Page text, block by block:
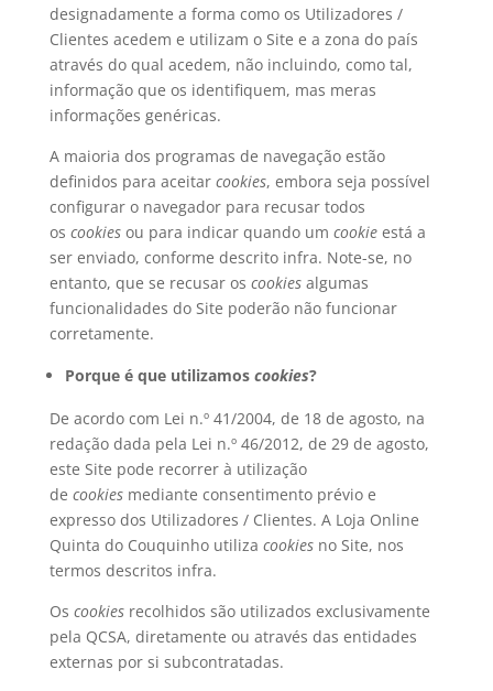
designadamente a forma como os Utilizadores /
Clientes acedem e utilizam o Site e a zona do país
através do qual acedem, não incluindo, como tal,
informação que os identifiquem, mas meras
informações genéricas.
A maioria dos programas de navegação estão
definidos para aceitar cookies, embora seja possível
configurar o navegador para recusar todos
os cookiesou para indicar quando um cookieestá a
ser enviado, conforme descrito infra. Note-se, no
entanto, que se recusar os cookiesalgumas
funcionalidades do Site poderão não funcionar
corretamente.
Porque é que utilizamos cookies?
De acordo com Lei n.º 41/2004, de 18 de agosto, na
redação dada pela Lei n.º 46/2012, de 29 de agosto,
este Site pode recorrer à utilização
de cookiesmediante consentimento prévio e
expresso dos Utilizadores / Clientes. A Loja Online
Quinta do Couquinho utiliza cookiesno Site, nos
termos descritos infra.
Os cookiesrecolhidos são utilizados exclusivamente
pela QCSA, diretamente ou através das entidades
externas por si subcontratadas.